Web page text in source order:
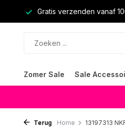
Gratis verzenden vanaf
Zomer Sale Sale
Terug Home 13197313